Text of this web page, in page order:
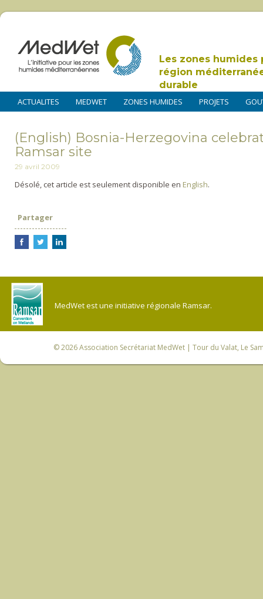
Les zones humides
région
durable
ACTUALITES MEDWET ZONES HUMIDES PROJETS
(English) Bosnia-Herzegovina
Ramsar site
29 avril 2009
Désolé, cet article est seulement disponible en English.
Partager
MedWet est une initiative régionale Ramsar.
© 2026Association Secrétariat MedWet | Tour du Valat, Le